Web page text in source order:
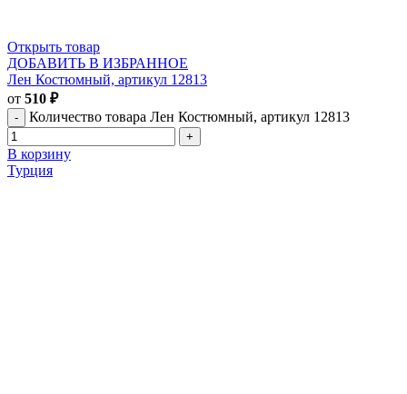
Открыть товар
ДОБАВИТЬ В ИЗБРАННОЕ
Лен Костюмный, артикул 12813
от 510 ₽
Количество товара Лен Костюмный, артикул 12813
В корзину
Турция